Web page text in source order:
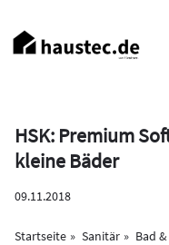
zum
Inhalt
HSK: Premium
kleine Bäder
09.11.2018
Startseite Sanitär Bad